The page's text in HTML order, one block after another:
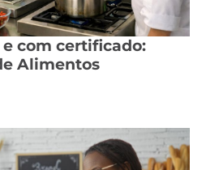
com certificado:
Alimentos